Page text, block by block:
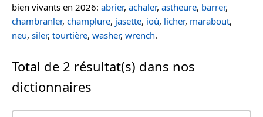
bien vivants en 2026: abrier, achaler, astheure, barrer,
chambranler, champlure, jasette, ioù, licher, marabout,
neu, siler, tourtière, washer, wrench.
Total de 2 résultat(s) dans nos
dictionnaires